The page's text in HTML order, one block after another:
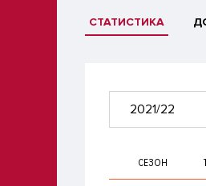
СТАТИСТИКА
2021/22
СЕЗОН